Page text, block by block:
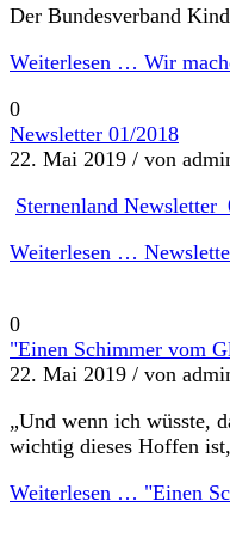
Der Bundesverband
Weiterlesen … Wir
0
Newsletter 01/2018
22. Mai 2019 / von
Sternenland
Weiterlesen …
0
"Einen Schimmer vom
22. Mai 2019 / von
„Und wenn ich wüsste,
wichtig dieses Hoffen
Weiterlesen … "Einen